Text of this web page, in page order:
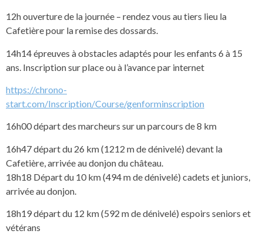
12h ouverture de la journée – rendez vous au tiers lieu la
Cafetière pour la remise des dossards.
14h14 épreuves à obstacles adaptés pour les enfants 6 à 15
ans. Inscription sur place ou à l’avance par internet
https://chrono-
start.com/Inscription/Course/genforminscription
16h00 départ des marcheurs sur un parcours de 8 km
16h47 départ du 26 km (1212 m de dénivelé) devant la
Cafetière, arrivée au donjon du château.
18h18 Départ du 10 km (494 m de dénivelé) cadets et juniors,
arrivée au donjon.
18h19 départ du 12 km (592 m de dénivelé) espoirs seniors et
vétérans